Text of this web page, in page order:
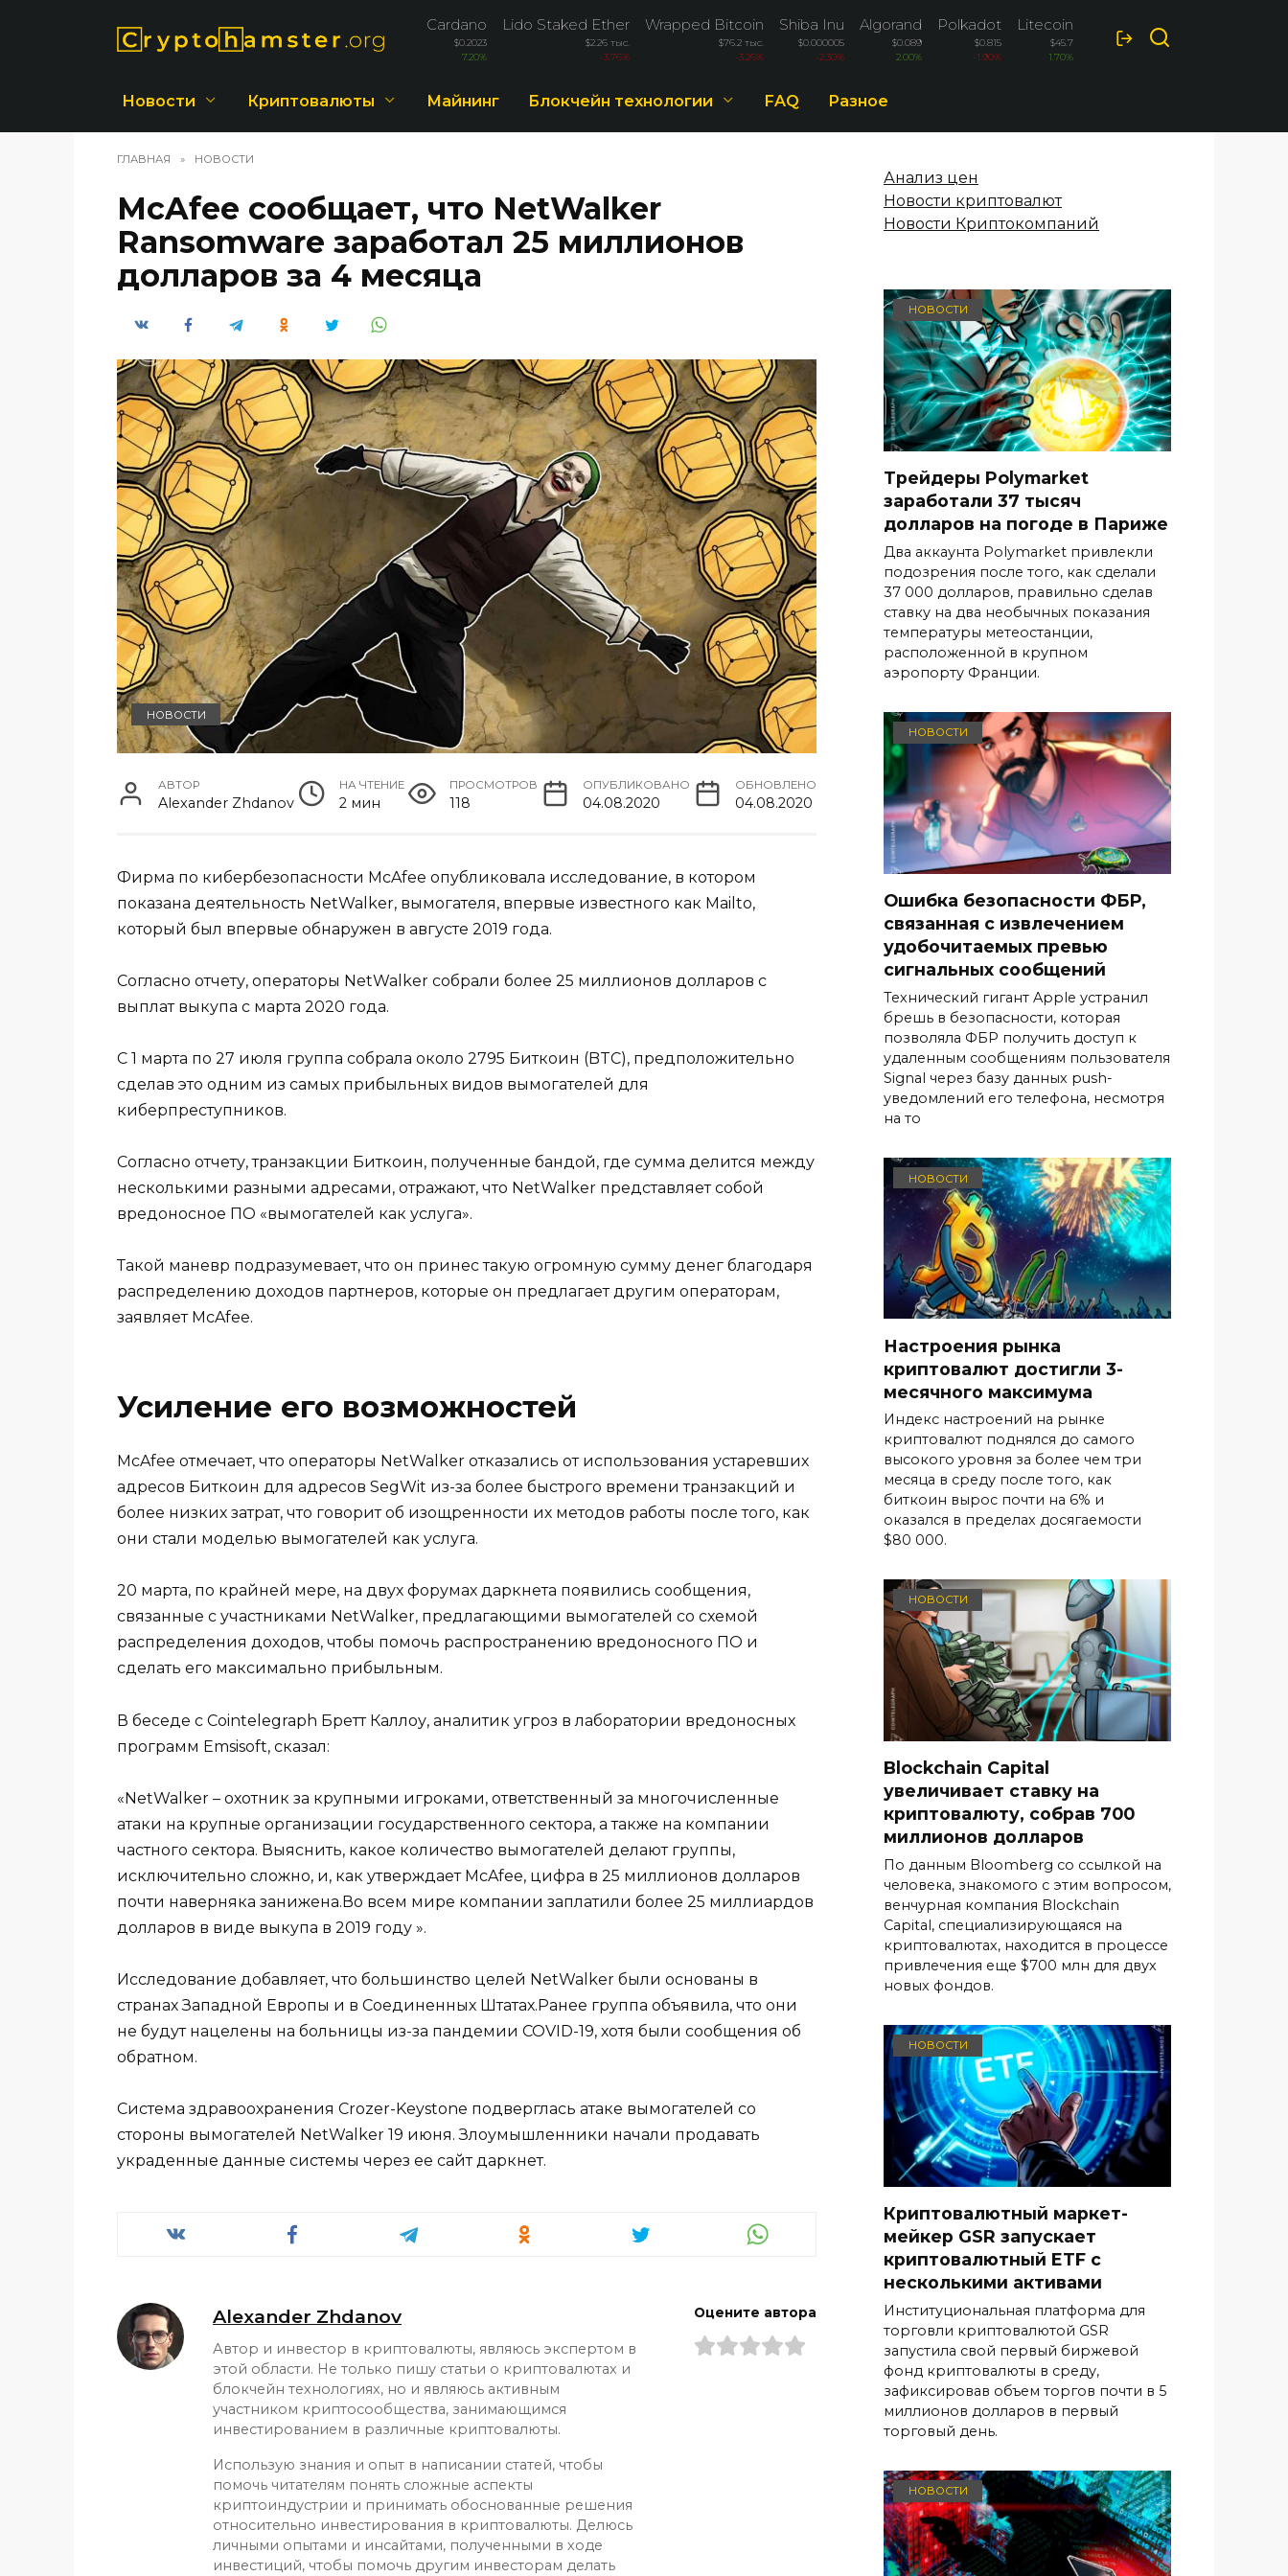
Cardano
$0.2023
7.20%
Lido Staked Ether
$2.26 тыс.
-3.76%
Wrapped Bitcoin
$76.2 тыс.
-3.26%
Shiba Inu
$0.000005
-2.30%
Algorand
$0.089
2.00%
Polkadot
$0.815
-1.90%
Litecoin
$45.7
1.70%
Optimism
$0.0887
Новости Криптовалюты Майнинг Блокчейн технологии FAQ Разное
ГЛАВНАЯ » НОВОСТИ
McAfee сообщает, что NetWalker
Ransomware заработал 25 миллионов
долларов за 4 месяца
НОВОСТИ
АВТОР
Alexander Zhdanov
НА ЧТЕНИЕ
2 мин
ПРОСМОТРОВ
118
ОПУБЛИКОВАНО
04.08.2020
ОБНОВЛЕНО
04.08.2020
Фирма по кибербезопасности McAfee опубликовала исследование, в котором
показана деятельность NetWalker, вымогателя, впервые известного как Mailto,
который был впервые обнаружен в августе 2019 года.
Согласно отчету, операторы NetWalker собрали более 25 миллионов долларов с
выплат выкупа с марта 2020 года.
С 1 марта по 27 июля группа собрала около 2795 Биткоин (BTC), предположительно
сделав это одним из самых прибыльных видов вымогателей для
киберпреступников.
Согласно отчету, транзакции Биткоин, полученные бандой, где сумма делится между
несколькими разными адресами, отражают, что NetWalker представляет собой
вредоносное ПО «вымогателей как услуга».
Такой маневр подразумевает, что он принес такую ​​огромную сумму денег благодаря
распределению доходов партнеров, которые он предлагает другим операторам,
заявляет McAfee.
Усиление его возможностей
McAfee отмечает, что операторы NetWalker отказались от использования устаревших
адресов Биткоин для адресов SegWit из-за более быстрого времени транзакций и
более низких затрат, что говорит об изощренности их методов работы после того, как
они стали моделью вымогателей как услуга.
20 марта, по крайней мере, на двух форумах даркнета появились сообщения,
связанные с участниками NetWalker, предлагающими вымогателей со схемой
распределения доходов, чтобы помочь распространению вредоносного ПО и
сделать его максимально прибыльным.
В беседе с Cointelegraph Бретт Каллоу, аналитик угроз в лаборатории вредоносных
программ Emsisoft, сказал:
«NetWalker – охотник за крупными игроками, ответственный за многочисленные
атаки на крупные организации государственного сектора, а также на компании
частного сектора. Выяснить, какое количество вымогателей делают группы,
исключительно сложно, и, как утверждает McAfee, цифра в 25 миллионов долларов
почти наверняка занижена.Во всем мире компании заплатили более 25 миллиардов
долларов в виде выкупа в 2019 году ».
Исследование добавляет, что большинство целей NetWalker были основаны в
странах Западной Европы и в Соединенных Штатах.Ранее группа объявила, что они
не будут нацелены на больницы из-за пандемии COVID-19, хотя были сообщения об
обратном.
Система здравоохранения Crozer-Keystone подверглась атаке вымогателей со
стороны вымогателей NetWalker 19 июня. Злоумышленники начали продавать
украденные данные системы через ее сайт даркнет.
Alexander Zhdanov
Автор и инвестор в криптовалюты, являюсь экспертом в
этой области. Не только пишу статьи о криптовалютах и
блокчейн технологиях, но и являюсь активным
участником криптосообщества, занимающимся
инвестированием в различные криптовалюты.
Использую знания и опыт в написании статей, чтобы
помочь читателям понять сложные аспекты
криптоиндустрии и принимать обоснованные решения
относительно инвестирования в криптовалюты. Делюсь
личными опытами и инсайтами, полученными в ходе
инвестиций, чтобы помочь другим инвесторам делать
Оцените автора
Анализ цен
Новости криптовалют
Новости Криптокомпаний
НОВОСТИ
Трейдеры Polymarket
заработали 37 тысяч
долларов на погоде в Париже
Два аккаунта Polymarket привлекли
подозрения после того, как сделали
37 000 долларов, правильно сделав
ставку на два необычных показания
температуры метеостанции,
расположенной в крупном
аэропорту Франции.
НОВОСТИ
Ошибка безопасности ФБР,
связанная с извлечением
удобочитаемых превью
сигнальных сообщений
Технический гигант Apple устранил
брешь в безопасности, которая
позволяла ФБР получить доступ к
удаленным сообщениям пользователя
Signal через базу данных push-
уведомлений его телефона, несмотря
на то
НОВОСТИ
Настроения рынка
криптовалют достигли 3-
месячного максимума
Индекс настроений на рынке
криптовалют поднялся до самого
высокого уровня за более чем три
месяца в среду после того, как
биткоин вырос почти на 6% и
оказался в пределах досягаемости
$80 000.
НОВОСТИ
Blockchain Capital
увеличивает ставку на
криптовалюту, собрав 700
миллионов долларов
По данным Bloomberg со ссылкой на
человека, знакомого с этим вопросом,
венчурная компания Blockchain
Capital, специализирующаяся на
криптовалютах, находится в процессе
привлечения еще $700 млн для двух
новых фондов.
НОВОСТИ
Криптовалютный маркет-
мейкер GSR запускает
криптовалютный ETF с
несколькими активами
Институциональная платформа для
торговли криптовалютой GSR
запустила свой первый биржевой
фонд криптовалюты в среду,
зафиксировав объем торгов почти в 5
миллионов долларов в первый
торговый день.
НОВОСТИ